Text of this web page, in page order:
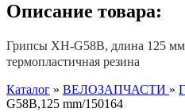
Описание товара:
Грипсы XH-G58B, длина 125
термопластичная резина
Каталог » ВЕЛОЗАПЧАСТИ »
G58B,125 mm/150164